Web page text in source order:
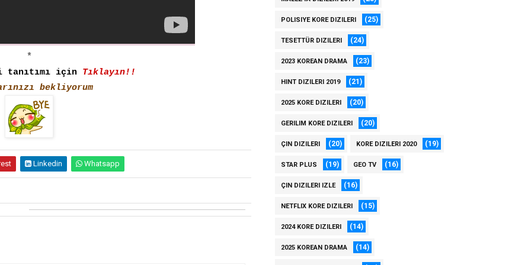
*
tanıtımı için Tıklayın!!
bekliyorum
Linkedin Whatsapp
POLISIYE KORE DIZILERI (25)
TESETTÜR DIZILERI (24)
2023 KOREAN DRAMA (23)
HINT DIZILERI 2019 (21)
2025 KORE DIZILERI (20)
GERILIM KORE DIZILERI (20)
ÇIN DIZILERI (20) KORE DIZILERI 2020 (19)
STAR PLUS (19) GEO TV (16)
ÇIN DIZILERI IZLE (16)
NETFLIX KORE DIZILERI (15)
2024 KORE DIZILERI (14)
2025 KOREAN DRAMA (14)